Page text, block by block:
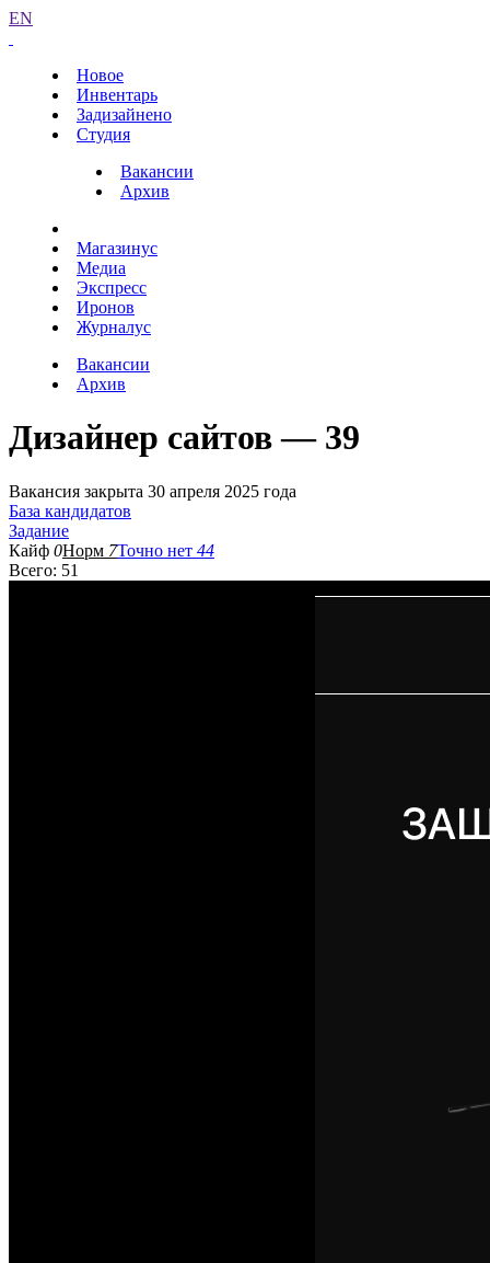
EN
Новое
Инвентарь
Задизайнено
Студия
Вакансии
Архив
Магазинус
Медиа
Экспресс
Иронов
Журналус
Вакансии
Архив
Дизайнер сайтов — 39
Вакансия закрыта 30 апреля 2025 года
База кандидатов
Задание
Кайф 0Норм 7Точно нет 44
Всего: 51